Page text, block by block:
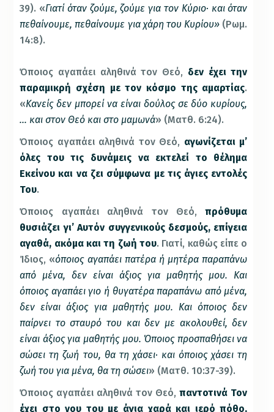
39). «Γιατί όταν ζούμε, ζούμε για τον Κύριο· και όταν
πεθαίνουμε, πεθαίνουμε για χάρη του Κυρίου» (Ρωμ.
14:8).
Όποιος αγαπάει αληθινά τον Θεό, δεν έχει την
παραμικρή σχέση με τον κόσμο της αμαρτίας.
«Κανείς δεν μπορεί να είναι δούλος σε δύο κυρίους,
… και στον Θεό και στο μαμωνά» (Ματθ. 6:24).
Όποιος αγαπάει αληθινά τον Θεό, αγωνίζεται μ’
όλες του τις δυνάμεις να εκτελεί το θέλημα
Εκείνου και να ζει σύμφωνα με τις άγιες εντολές
Του.
Όποιος αγαπάει αληθινά τον Θεό,πρόθυμα
θυσιάζει γι’ Αυτόν συγγενικούς δεσμούς, επίγεια
αγαθά, ακόμα και τη ζωή του. Γιατί, καθώς είπε ο
Ίδιος, «όποιος αγαπάει πατέρα ή μητέρα παραπάνω
από μένα, δεν είναι άξιος για μαθητής μου. Και
όποιος αγαπάει γιο ή θυγατέρα παραπάνω από μένα,
δεν είναι άξιος για μαθητής μου. Και όποιος δεν
παίρνει το σταυρό του και δεν με ακολουθεί, δεν
είναι άξιος για μαθητής μου. Όποιος προσπαθήσει να
σώσει τη ζωή του, θα τη χάσει· και όποιος χάσει τη
ζωή του για μένα, θα τη σώσει» (Ματθ. 10:37-39).
Όποιος αγαπάει αληθινά τον Θεό,παντοτινά Τον
έχει στο νου του με άγια χαρά και ιερό πόθο,